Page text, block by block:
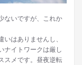
ないですが、これか
はありませんし、
ナイトワークは厳し
スメです。昼夜逆転